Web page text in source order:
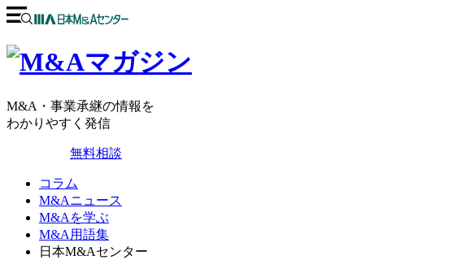
M&A・事業承継の情報を
わかりやすく発信
無料相談
コラム
M&Aニュース
M&Aを学ぶ
M&A用語集
日本M&Aセンター